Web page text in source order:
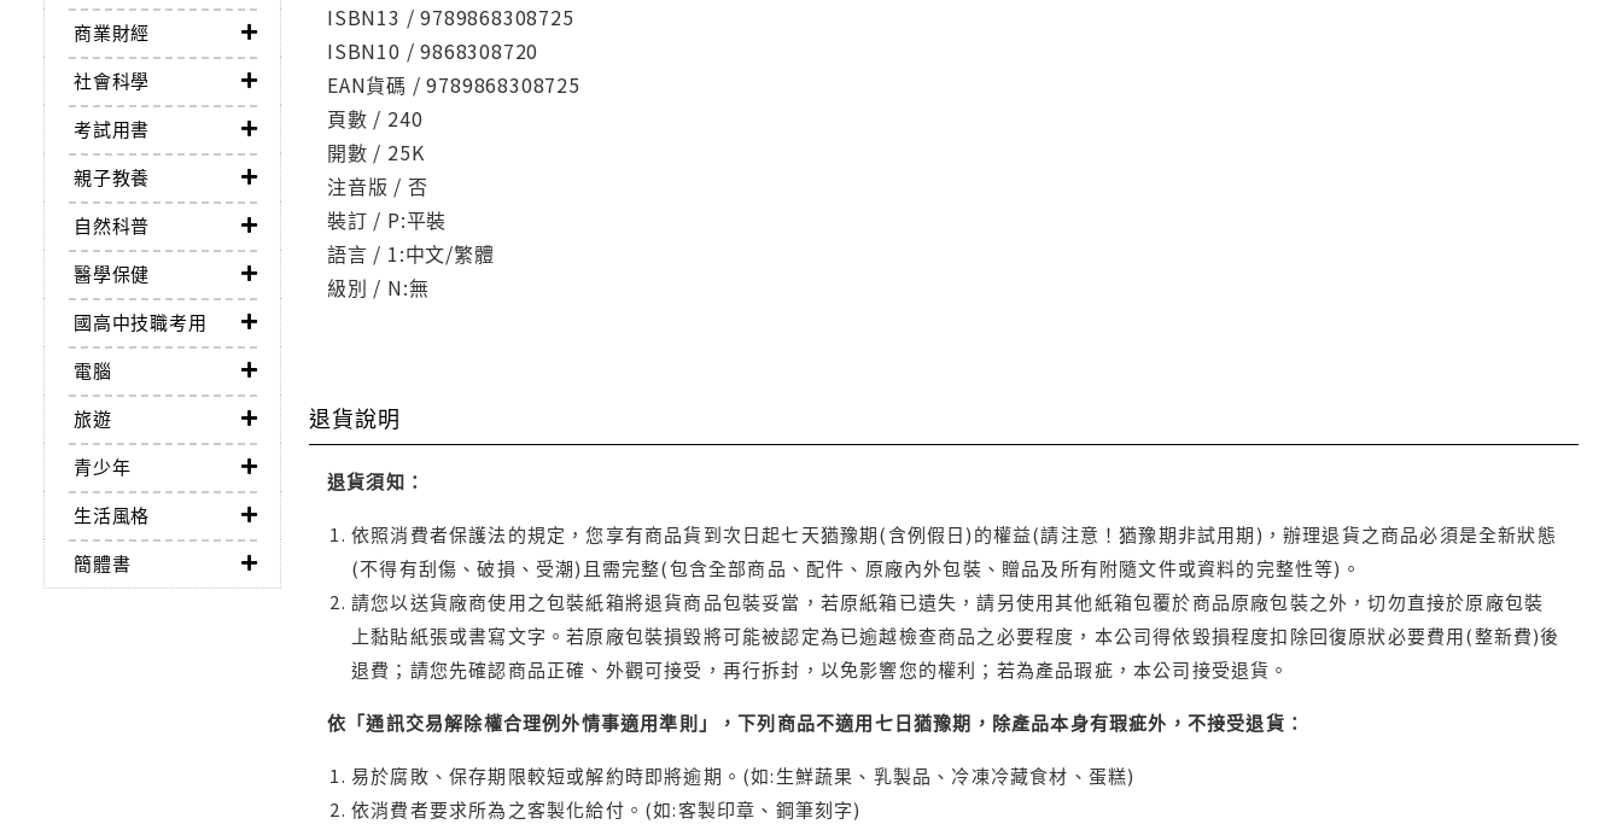
商業財經
社會科學
考試用書
親子教養
自然科普
醫學保健
國高中技職考用
電腦
旅遊
青少年
生活風格
簡體書
ISBN13 / 9789868308725
ISBN10 / 9868308720
EAN貨碼 / 9789868308725
頁數 / 240
開數 / 25K
注音版 / 否
裝訂 / P:平裝
語言 / 1:中文/繁體
級別 / N:無
退貨說明
退貨須知：
依照消費者保護法的規定，您享有商品貨到次日起七天猶豫期(含例假日)的權益(請注意！猶豫期非試用期)，辦理退貨之商品必須是全新狀態
(不得有刮傷、破損、受潮)且需完整(包含全部商品、配件、原廠內外包裝、贈品及所有附隨文件或資料的完整性等)。
請您以送貨廠商使用之包裝紙箱將退貨商品包裝妥當，若原紙箱已遺失，請另使用其他紙箱包覆於商品原廠包裝之外，切勿直接於原廠包裝
上黏貼紙張或書寫文字。若原廠包裝損毀將可能被認定為已逾越檢查商品之必要程度，本公司得依毀損程度扣除回復原狀必要費用(整新費)後
退費；請您先確認商品正確、外觀可接受，再行拆封，以免影響您的權利；若為產品瑕疵，本公司接受退貨。
依「通訊交易解除權合理例外情事適用準則」，下列商品不適用七日猶豫期，除產品本身有瑕疵外，不接受退貨：
易於腐敗、保存期限較短或解約時即將逾期。(如:生鮮蔬果、乳製品、冷凍冷藏食材、蛋糕)
依消費者要求所為之客製化給付。(如:客製印章、鋼筆刻字)